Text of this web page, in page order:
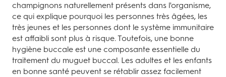
champignons naturellement présents dans l'organisme,
ce qui explique pourquoi les personnes très âgées, les
très jeunes et les personnes dont le système immunitaire
est affaibli sont plus à risque. Toutefois, une bonne
hygiène buccale est une composante essentielle du
traitement du muguet buccal. Les adultes et les enfants
en bonne santé peuvent se rétablir assez facilement